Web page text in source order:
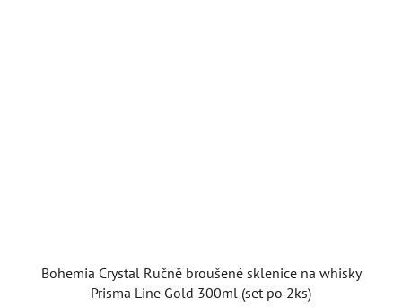
Bohemia Crystal Ručně broušené sklenice na whisky
Prisma Line Gold 300ml (set po 2ks)